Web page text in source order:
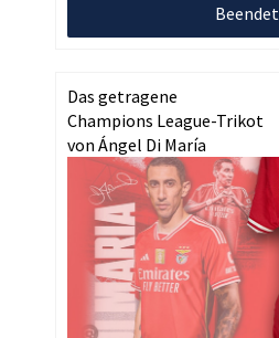
Beendet
Das getragene
Champions League-Trikot
von Ángel Di María